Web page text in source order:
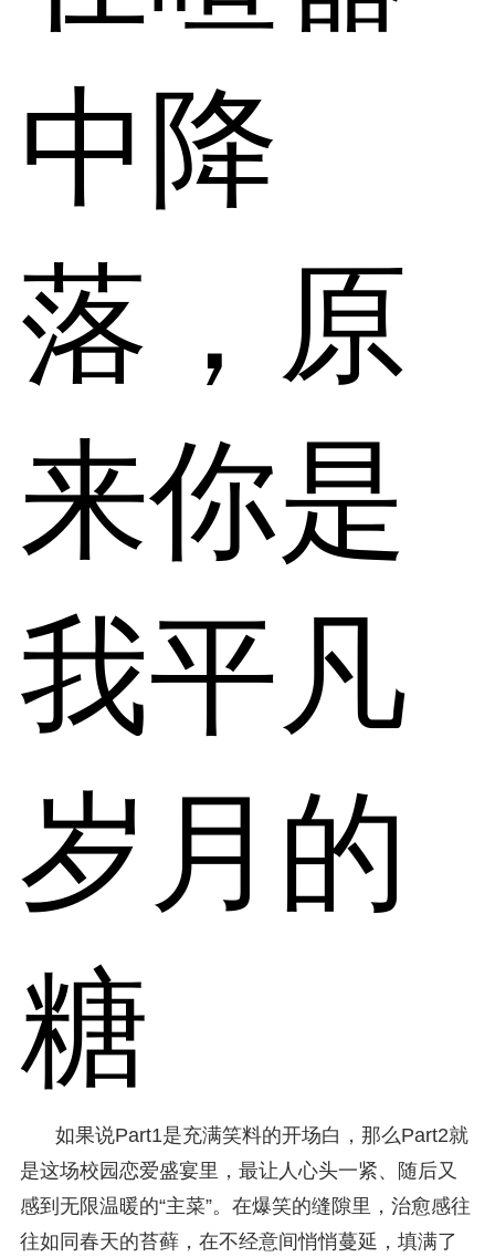
中降
落，原
来你是
我平凡
岁月的
糖
如果说Part1是充满笑料的开场白，那么Part2就
是这场校园恋爱盛宴里，最让人心头一紧、随后又
感到无限温暖的“主菜”。在爆笑的缝隙里，治愈感往
往如同春天的苔藓，在不经意间悄悄蔓延，填满了